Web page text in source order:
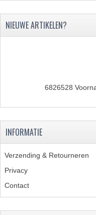
NIEUWE ARTIKELEN?
6826528
INFORMATIE
Verzending & Retourneren
Privacy
Contact